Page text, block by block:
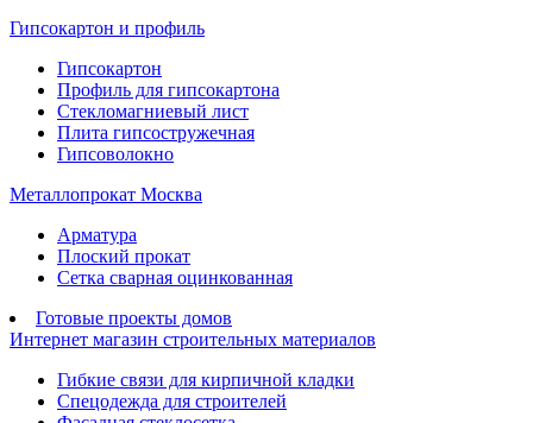
Гипсокартон и профиль
Гипсокартон
Профиль для гипсокартона
Стекломагниевый лист
Плита гипсостружечная
Гипсоволокно
Металлопрокат Москва
Арматура
Плоский прокат
Сетка сварная оцинкованная
Готовые проекты домов
Интернет магазин строительных материалов
Гибкие связи для кирпичной кладки
Спецодежда для строителей